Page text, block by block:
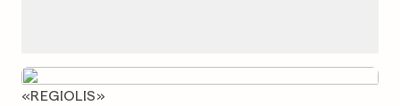
«REGIOLIS»